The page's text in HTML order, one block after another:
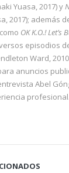
Yuasa, 2017) y
2017); además
OK K.O.! Let’s
episodios
Ward,
anuncios
Abel
profesional.